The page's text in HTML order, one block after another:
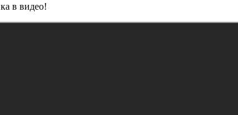
в видео!